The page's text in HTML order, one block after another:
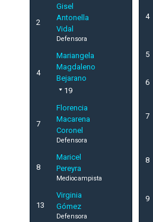
2
Gisel
Antonella
Vidal
Defensora
4
Mariangela
Magdaleno
Bejarano
19
7
Florencia
Macarena
Coronel
Defensora
8
Maricel
Pereyra
Mediocampista
13
Virginia
Gómez
Defensora
4
5
6
7
8
9